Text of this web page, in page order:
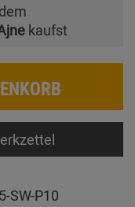
kaufst
SW-P10